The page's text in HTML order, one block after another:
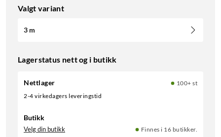
Valgt variant
3 m
Lagerstatus nett og i butikk
Nettlager
100+ st
2-4 virkedagers leveringstid
Butikk
Velg din butikk Finnes i 16 butikker.